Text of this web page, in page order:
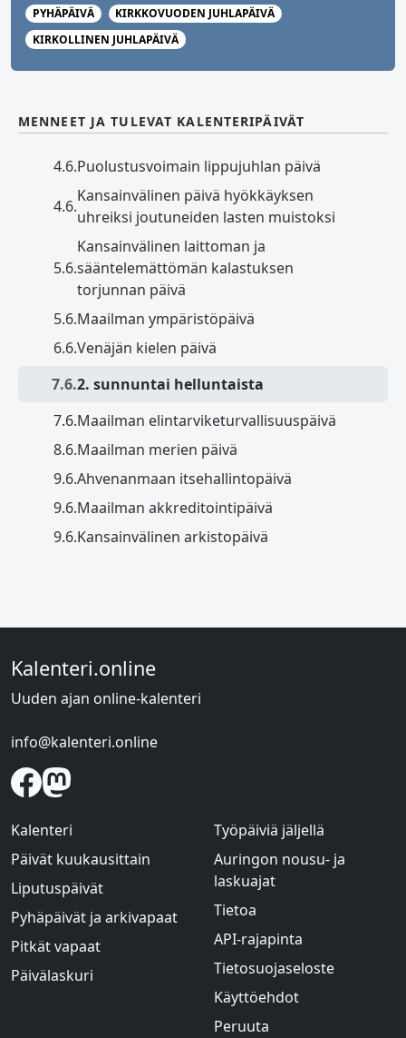
PYHÄPÄIVÄ
KIRKKOVUODEN JUHLAPÄIVÄ
KIRKOLLINEN JUHLAPÄIVÄ
MENNEET JA TULEVAT KALENTERIPÄIVÄT
4.6.Puolustusvoimain lippujuhlan päivä
4.6.
Kansainvälinen päivä hyökkäyksen
uhreiksi joutuneiden lasten muistoksi
5.6.
Kansainvälinen laittoman ja
sääntelemättömän kalastuksen
torjunnan päivä
5.6.Maailman ympäristöpäivä
6.6.Venäjän kielen päivä
7.6.2. sunnuntai helluntaista
7.6.Maailman elintarviketurvallisuuspäivä
8.6.Maailman merien päivä
9.6.Ahvenanmaan itsehallintopäivä
9.6.Maailman akkreditointipäivä
9.6.Kansainvälinen arkistopäivä
Kalenteri.online
Uuden ajan online-kalenteri
info@kalenteri.online
Kalenteri
Päivät kuukausittain
Liputuspäivät
Pyhäpäivät ja arkivapaat
Pitkät vapaat
Päivälaskuri
Työpäiviä jäljellä
Auringon nousu- ja
laskuajat
Tietoa
API-rajapinta
Tietosuojaseloste
Käyttöehdot
Peruuta